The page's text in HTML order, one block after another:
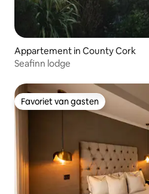
Appartement in County Cork
Seafinn lodge
Favoriet van gasten
Favoriet van gasten